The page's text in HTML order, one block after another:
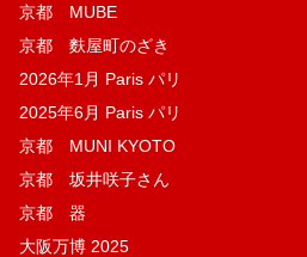
京都 MUBE
京都 麩屋町のざき
2026年1月 Paris パリ
2025年6月 Paris パリ
京都 MUNI KYOTO
京都 坂井咲子さん
京都 器
大阪万博 2025